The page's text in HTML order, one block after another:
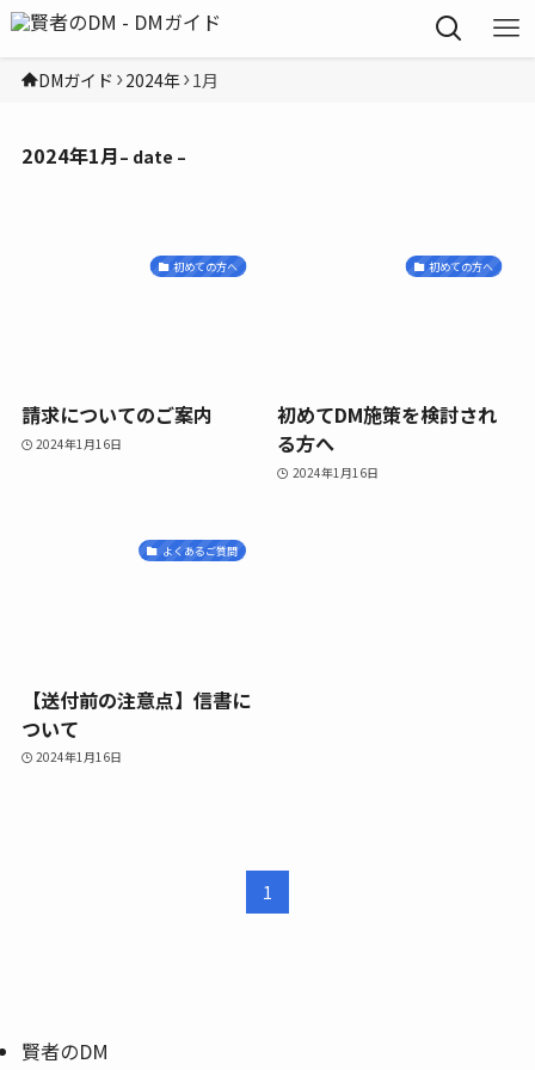
DMガイド 2024年 1月
2024年1月– date –
初めての方へ
請求についてのご案内
2024年1月16日
初めての方へ
初めてDM施策を検討され
る方へ
2024年1月16日
よくあるご質問
【送付前の注意点】信書に
ついて
2024年1月16日
1
賢者のDM